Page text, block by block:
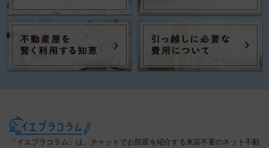
「イエプラコラム」は、チャットでお部屋を紹介する来店不要のネット不動